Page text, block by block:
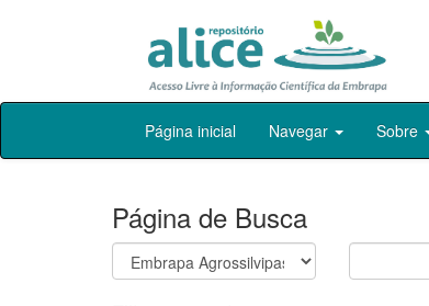
Skip
Página inicial Navegar Sobre
Página de Busca